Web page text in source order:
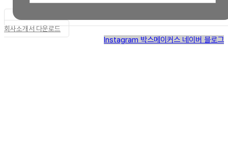
회사소개서 다운로드
Instagram 박스메이커스 네이버 블로그